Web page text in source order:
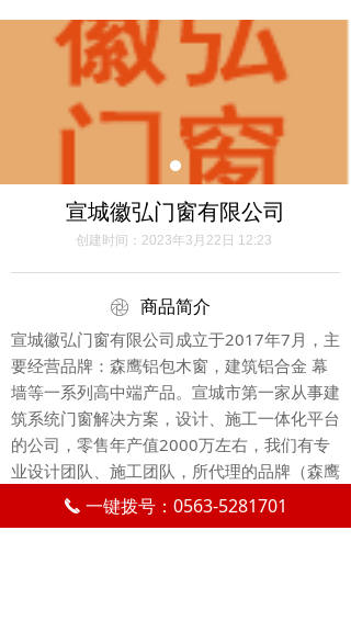
끅 一键拨号：0563-5281701
宣城徽弘门窗有限公司
商品简介
创建时间： 2023年3月22日 12:23
宣城徽弘门窗有限公司成立于2017年7月，主
要经营品牌：森鹰铝包木窗，建筑铝合金 幕
墙等一系列高中端产品。宣城市第一家从事建
筑系统门窗解决方案，设计、施工一体化平台
的公司，零售年产值2000万左右，我们有专
业设计团队、施工团队，所代理的品牌（森鹰
窗业）是目前国内唯一的窗品类上市公司。
ꁵ